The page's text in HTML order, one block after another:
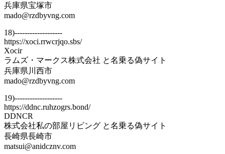
兵庫県宝塚市
mado@rzdbyvng.com
18)-------------------
https://xoci.rrwcrjqo.sbs/
Xocir
ラムズ・マークス株式会社 と名乗る偽サイト
兵庫県川西市
mado@rzdbyvng.com
19)-------------------
https://ddnc.ruhzogrs.bond/
DDNCR
株式会社私の部屋リビング と名乗る偽サイト
長崎県長崎市
matsui@anidcznv.com